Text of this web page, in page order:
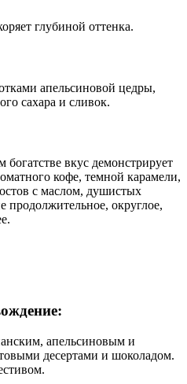
глубиной оттенка.
апельсиновой цедры,
сахара и сливок.
вкус демонстрирует
кофе, темной карамели,
с маслом, душистых
продолжительное, округлое,
апельсиновым и
десертами и шоколадом.